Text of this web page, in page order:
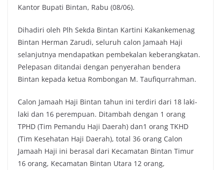
Kantor Bupati Bintan, Rabu (08/06).
Dihadiri oleh Plh Sekda Bintan Kartini Kakankemenag
Bintan Herman Zarudi, seluruh calon Jamaah Haji
selanjutnya mendapatkan pembekalan keberangkatan.
Pelepasan ditandai dengan penyerahan bendera
Bintan kepada ketua Rombongan M. Taufiqurrahman.
Calon Jamaah Haji Bintan tahun ini terdiri dari 18 laki-
laki dan 16 perempuan. Ditambah dengan 1 orang
TPHD (Tim Pemandu Haji Daerah) dan1 orang TKHD
(Tim Kesehatan Haji Daerah), total 36 orang Calon
Jamaah Haji ini berasal dari Kecamatan Bintan Timur
16 orang, Kecamatan Bintan Utara 12 orang,